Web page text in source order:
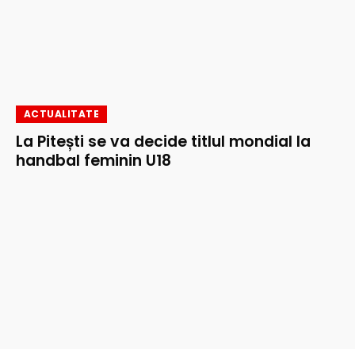
ACTUALITATE
La Pitești se va decide titlul mondial la
handbal feminin U18